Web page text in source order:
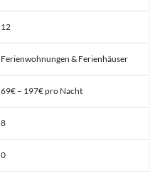
12
Ferienwohnungen & Ferienhäuser
69€ – 197€ pro Nacht
8
0